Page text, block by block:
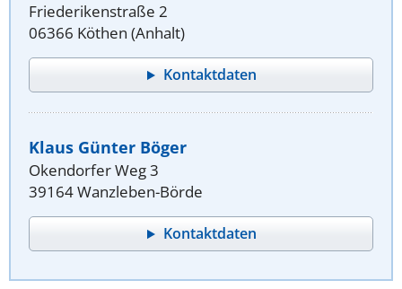
Friederikenstraße 2
06366 Köthen (Anhalt)
Kontaktdaten
Klaus Günter Böger
Okendorfer Weg 3
39164 Wanzleben-Börde
Kontaktdaten